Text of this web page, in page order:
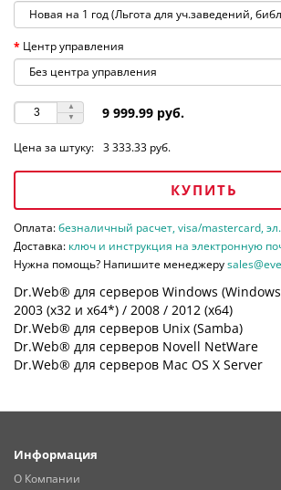
Центр управления
9 999.99 руб.
Цена за штуку: 3 333.33 руб.
КУПИТЬ
Оплата:безналичный расчет, visa/mastercard,
Доставка: ключ и инструкция на электронную
Нужна помощь? Напишите менеджеру
Dr.Web® для серверов Windows
2003 (х32 и х64*) / 2008 / 2012 (х64)
Dr.Web® для серверов Unix (Samba)
Dr.Web® для серверов Novell NetWare
Dr.Web® для серверов Mac OS X Server
Информация
О Компании